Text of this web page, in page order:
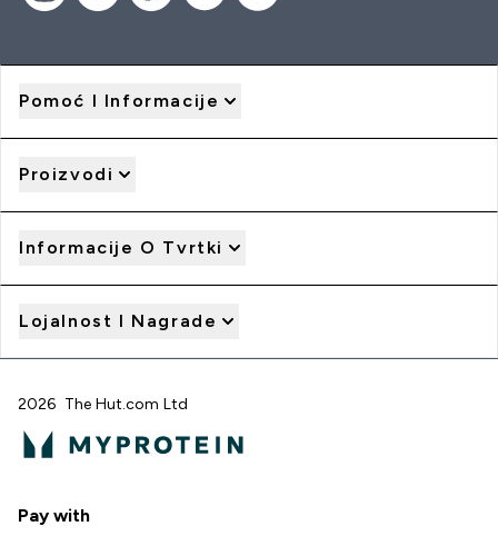
Pomoć I Informacije
Proizvodi
Informacije O Tvrtki
Lojalnost I Nagrade
2026 The Hut.com Ltd
Pay with